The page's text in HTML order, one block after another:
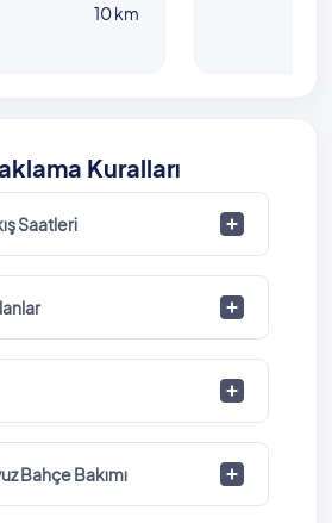
10 km
Kuralları
Saatleri
Bahçe Bakımı